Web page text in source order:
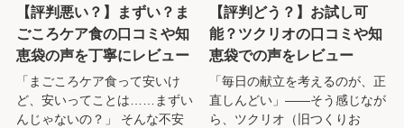
【評判悪い？】まずい？ま
ごころケア食の口コミや知
恵袋の声を丁寧にレビュー
「まごころケア食って安いけ
ど、安いってことは……まずい
んじゃないの？」 そんな不安
【評判どう？】お試し可
能？ツクリオの口コミや知
恵袋での声をレビュー
「毎日の献立を考えるのが、正
直しんどい」——そう感じなが
ら、ツクリオ（旧つくりお